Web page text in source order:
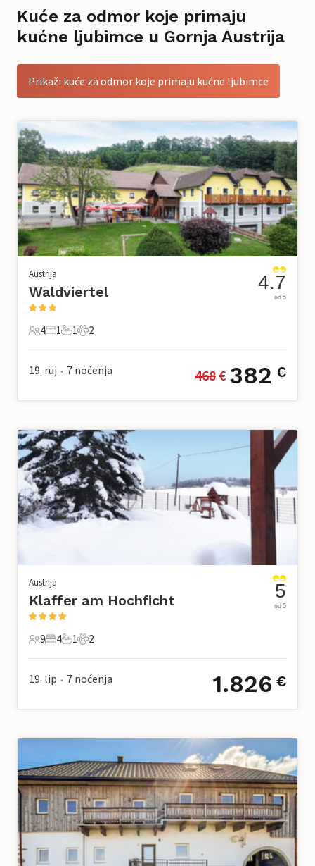
Kuće za odmor koje primaju
kućne ljubimce u Gornja Austrija
Prikaži kuće za odmor koje primaju kućne ljubimce
Austrija
Waldviertel
4 Gosti
4
1 Spavaća soba
1
1 Kupaonica
1
2 Kućni ljubimac
2
4.7
od 5
19. ruj • 7 noćenja 468 € 382 €
Austrija
Klaffer am Hochficht
9 Gosti
9
4 Spavaće sobe
4
1 Kupaonica
1
2 Kućni ljubimac
2
5
od 5
19. lip • 7 noćenja 1.826 €